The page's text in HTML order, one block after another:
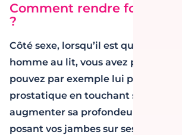
Comment rendre fou un
?
Côté sexe, lorsqu’il est question de
homme au lit, vous avez plusieurs
pouvez par exemple lui procurer
prostatique en touchant ses
augmenter sa profondeur de
posant vos jambes sur ses épaules